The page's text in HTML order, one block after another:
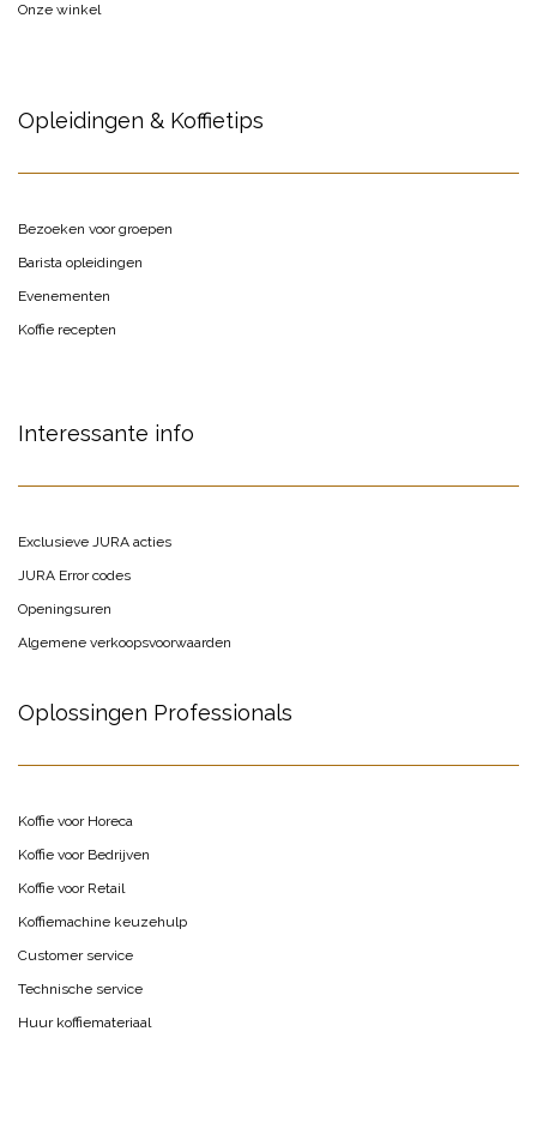
Onze winkel
Opleidingen & Koffietips
Bezoeken voor groepen
Barista opleidingen
Evenementen
Koffie recepten
Interessante info
Exclusieve JURA acties
JURA Error codes
Openingsuren
Algemene verkoopsvoorwaarden
Oplossingen Professionals
Koffie voor Horeca
Koffie voor Bedrijven
Koffie voor Retail
Koffiemachine keuzehulp
Customer service
Technische service
Huur koffiemateriaal